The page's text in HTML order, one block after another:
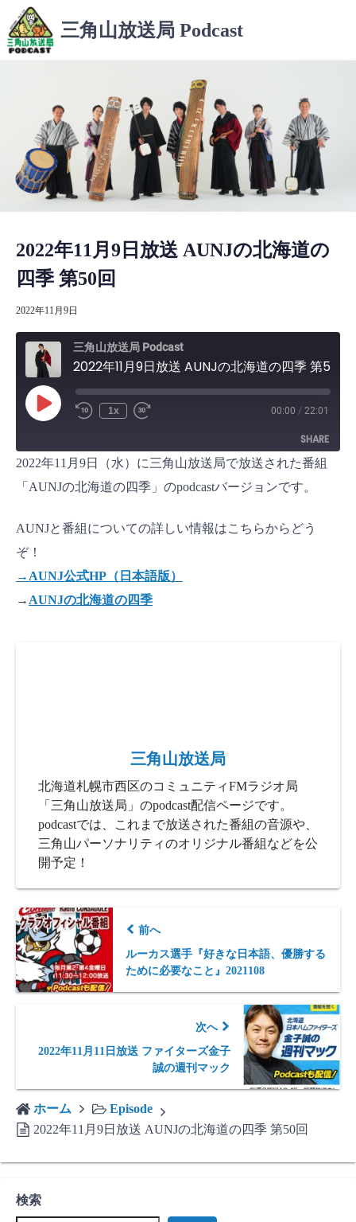
ン
テ
三角山放送局 Podcast
2022年11月9日放送 AUNJの北海道の
四季 第50回
2022年11月9日
三角山放送局 Podcast
P
l
E
p
s
1x 00:00 / 22:01
SHARE
SHARE
EMBED
2022年11月9日（水）に三角山放送局で放送された番組
「AUNJの北海道の四季」のpodcastバージョンです。
AUNJと番組についての詳しい情報はこちらからどう
ぞ！
→AUNJ公式HP（日本語版）
→ AUNJの北海道の四季
三角山放送局
北海道札幌市西区のコミュニティFMラジオ局
「三角山放送局」のpodcast配信ページです。
podcastでは、これまで放送された番組の音源や、
三角山パーソナリティのオリジナル番組などを公
開予定！
前へ
ルーカス選手『好きな日本語、優勝する
ために必要なこと』2021108
次へ
2022年11月11日放送 ファイターズ金子
誠の週刊マック
ホーム
Episode
2022年11月9日放送 AUNJの北海道の四季 第50回
検索